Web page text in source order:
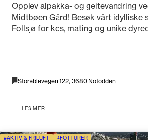
Opplev alpakka- og geitevandring
Midtbøen Gård! Besøk vårt idylliske
Follsjø for kos, mating og unike
Storeblevegen 122, 3680 Notodden
LES MER
AKTIV & FRILUFT FOTTURER